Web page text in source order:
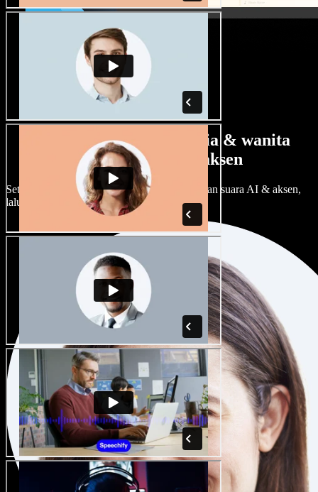
Banyak pilihan suara pria & wanita
dengan berbagai aksen
Setiap proyek bisa terdengar beda. Pilih ratusan suara AI & aksen,
lalu sesuaikan sesuka Anda.